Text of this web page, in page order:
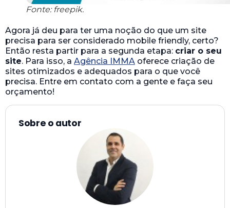
Fonte: freepik.
Agora já deu para ter uma noção do que um site
precisa para ser considerado mobile friendly, certo?
Então resta partir para a segunda etapa: criar o seu
site. Para isso, a Agência IMMA oferece criação de
sites otimizados e adequados para o que você
precisa. Entre em contato com a gente e faça seu
orçamento!
Sobre o autor